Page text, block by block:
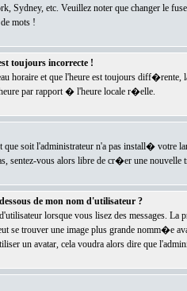
Sydney, etc. Veuillez noter que changer le
mots !
toujours incorrecte !
horaire et que l'heure est toujours
par rapport � l'heure locale r�elle.
que soit l'administrateur n'a pas install� votre
sentez-vous alors libre de cr�er une
de mon nom d'utilisateur ?
lorsque vous lisez des messages.
se trouver une image plus grande
un avatar, cela voudra alors dire que